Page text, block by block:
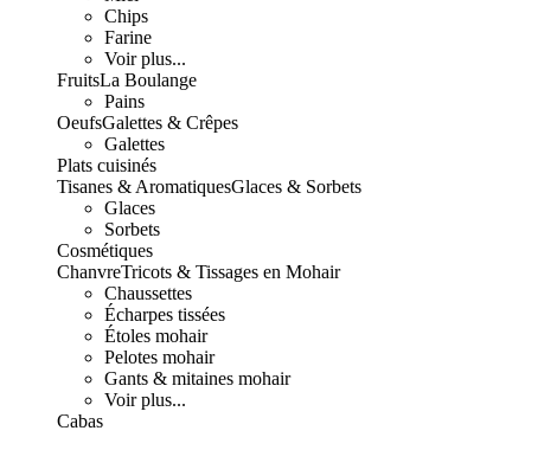
Chips
Farine
Voir plus...
FruitsLa Boulange
Pains
OeufsGalettes & Crêpes
Galettes
Plats cuisinés
Tisanes & AromatiquesGlaces & Sorbets
Glaces
Sorbets
Cosmétiques
ChanvreTricots & Tissages en Mohair
Chaussettes
Écharpes tissées
Étoles mohair
Pelotes mohair
Gants & mitaines mohair
Voir plus...
Cabas